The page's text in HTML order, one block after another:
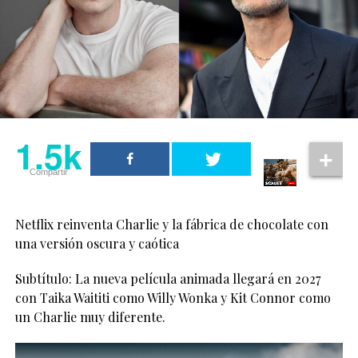
las primeras temporadas de la serie. Sin embargo, ya se
había ausentado en la tercera entrega por conflictos de
agenda.
1.5k
Compartir
Netflix reinventa Charlie y la fábrica de chocolate con
una versión oscura y caótica
Subtítulo: La nueva película animada llegará en 2027
con Taika Waititi como Willy Wonka y Kit Connor como
un Charlie muy diferente.